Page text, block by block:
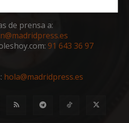
de prensa a:
91 643 36 97
hola@madridpress.es
Cookies de
rendimiento
funcionalidad